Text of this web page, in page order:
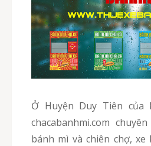
Ở Huyện Duy Tiên của Hà Nam, hiện tại
chacabanhmi.com
bánh mì và chiên chợ, xe